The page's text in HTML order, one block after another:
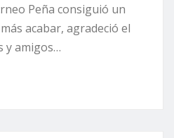
Peña consiguió un
acabar, agradeció el
y amigos…